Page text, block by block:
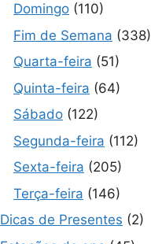
Domingo (110)
Fim de Semana (338)
Quarta-feira (51)
Quinta-feira (64)
Sábado (122)
Segunda-feira (112)
Sexta-feira (205)
Terça-feira (146)
Dicas de Presentes (2)